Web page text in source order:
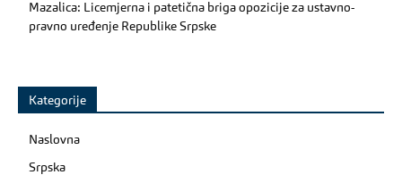
Mazalica: Licemjerna i patetična briga opozicije za ustavno-
pravno uređenje Republike Srpske
Kategorije
Naslovna
Srpska